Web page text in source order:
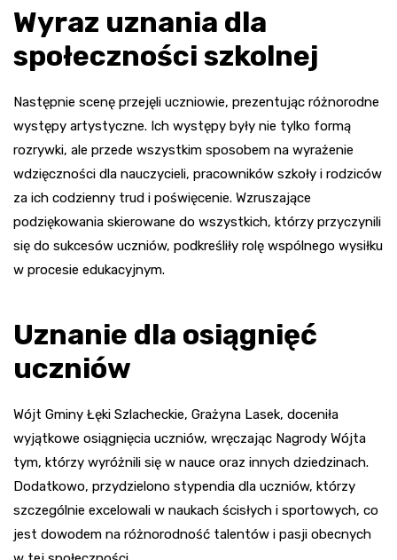
Wyraz uznania dla
społeczności szkolnej
Następnie scenę przejęli uczniowie, prezentując różnorodne
występy artystyczne. Ich występy były nie tylko formą
rozrywki, ale przede wszystkim sposobem na wyrażenie
wdzięczności dla nauczycieli, pracowników szkoły i rodziców
za ich codzienny trud i poświęcenie. Wzruszające
podziękowania skierowane do wszystkich, którzy przyczynili
się do sukcesów uczniów, podkreśliły rolę wspólnego wysiłku
w procesie edukacyjnym.
Uznanie dla osiągnięć
uczniów
Wójt Gminy Łęki Szlacheckie, Grażyna Lasek, doceniła
wyjątkowe osiągnięcia uczniów, wręczając Nagrody Wójta
tym, którzy wyróżnili się w nauce oraz innych dziedzinach.
Dodatkowo, przydzielono stypendia dla uczniów, którzy
szczególnie excelowali w naukach ścisłych i sportowych, co
jest dowodem na różnorodność talentów i pasji obecnych